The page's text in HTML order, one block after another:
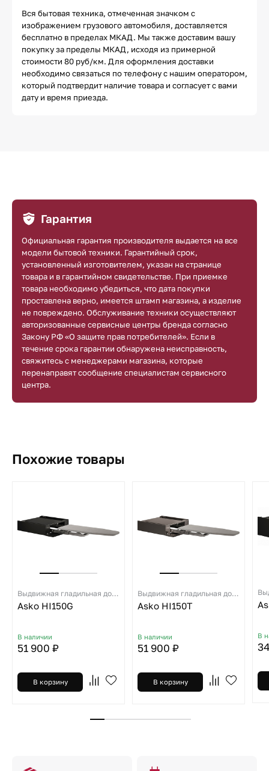
Вся бытовая техника, отмеченная значком с
изображением грузового автомобиля, доставляется
бесплатно в пределах МКАД. Мы также доставим вашу
покупку за пределы МКАД, исходя из примерной
стоимости 80 руб/км. Для оформления доставки
необходимо связаться по телефону с нашим оператором,
который подтвердит наличие товара и согласует с вами
дату и время приезда.
Гарантия
Официальная гарантия производителя выдается на все
модели бытовой техники. Гарантийный срок,
установленный изготовителем, указан на странице
товара и в гарантийном свидетельстве. При приемке
товара необходимо убедиться, что дата покупки
проставлена верно, имеется штамп магазина, а изделие
не повреждено. Обслуживание техники осуществляют
авторизованные сервисные центры бренда согласно
Закону РФ «О защите прав потребителей». Если в
течение срока гарантии обнаружена неисправность,
свяжитесь с менеджерами магазина, которые
перенаправят сообщение специалистам сервисного
центра.
Похожие товары
Выдвижная гладильная доска
Asko HI150G
В наличии
51 900 ₽
В корзину
Выдвижная гладильная доска
Asko HI150T
В наличии
51 900 ₽
В корзину
В